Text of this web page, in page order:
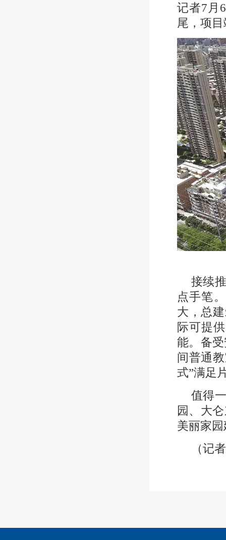
记者7月
尾，项
接续
点手笔
大，总
际可提
能。备
间普通
式”满足
值得
园、大
美丽家
（记